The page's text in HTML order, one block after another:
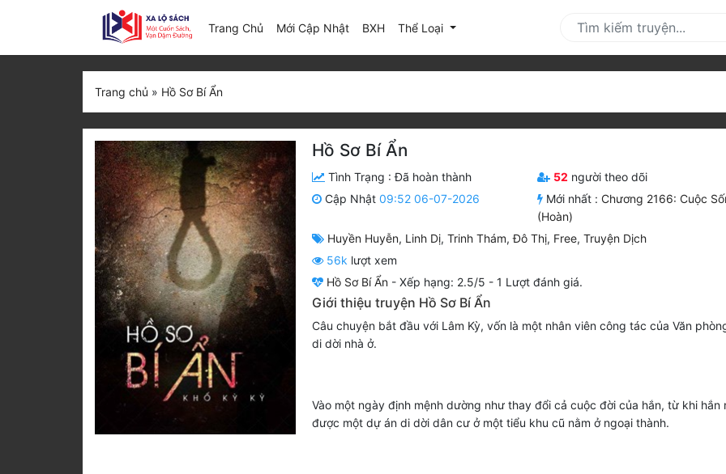
Trang Chủ Mới Cập Nhật(current)
BXH Thể Loại
Trang chủ » Hồ Sơ Bí Ẩn
Hồ Sơ Bí Ẩn
Tình Trạng :Đã hoàn thành 52 người theo dõi
Cập Nhật 09:52 06-07-2026 Mới nhất :Chương 2166: Cuộc
(Hoàn)
Huyền Huyễn, Linh Dị, Trinh Thám,Đô Thị, Free, Truyện Dịch
56k lượt xem
Hồ Sơ Bí Ẩn - Xếp hạng: 2.5/5 - 1 Lượt đánh giá.
Giới thiệu truyện Hồ Sơ Bí Ẩn
Câu chuyện bắt đầu với Lâm Kỳ, vốn là một nhân viên công tác của Văn
di dời nhà ở.
Vào một ngày định mệnh dường như thay đổi cả cuộc đời của hắn, từ khi hắn
được một dự án di dời dân cư ở một tiểu khu cũ nằm ở ngoại thành.